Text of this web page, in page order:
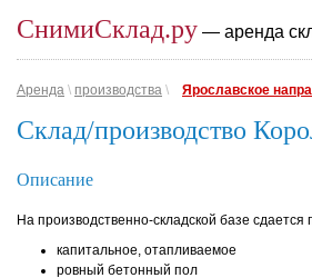
СнимиСклад.ру — аренда
Аренда \ производства \ Ярославское
Склад/производство
Описание
На производственно-складской базе
капитальное, отапливаемое
ровный бетонный пол